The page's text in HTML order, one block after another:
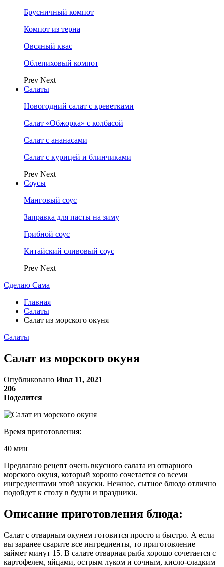
Брусничный компот
Компот из терна
Овсяный квас
Облепиховый компот
Prev Next
Салаты
Новогодний салат с креветками
Салат «Обжорка» с колбасой
Салат с ананасами
Салат с курицей и блинчиками
Prev Next
Соусы
Манговый соус
Заправка для пасты на зиму
Грибной соус
Китайский сливовый соус
Prev Next
Сделаю Сама
Главная
Салаты
Салат из морского окуня
Салаты
Салат из морского окуня
Опубликовано Июл 11, 2021
206
Поделится
Время приготовления:
40 мин
Предлагаю рецепт очень вкусного салата из отварного
морского окуня, который хорошо сочетается со всеми
ингредиентами этой закуски. Нежное, сытное блюдо отлично
подойдет к столу в будни и праздники.
Описание приготовления блюда:
Салат с отварным окунем готовится просто и быстро. А если
вы заранее сварите все ингредиенты, то приготовление
займет минут 15. В салате отварная рыба хорошо сочетается с
картофелем, яйцами, острым луком и сочным, кисло-сладким